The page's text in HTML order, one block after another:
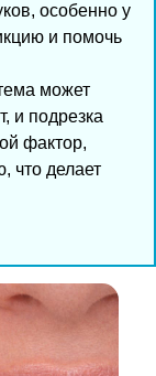
особенно у
и помочь
может
и подрезка
фактор,
что делает